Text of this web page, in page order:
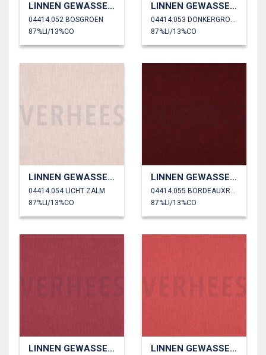
LINNEN GEWASSEN 230 GM2
04414.052 BOSGROEN
87%LI/13%CO
LINNEN GEWASSEN 230 GM2
04414.053 DONKERGROEN
87%LI/13%CO
LINNEN GEWASSEN 230 GM2
04414.054 LICHT ZALM
87%LI/13%CO
LINNEN GEWASSEN 230 GM2
04414.055 BORDEAUXROOD
87%LI/13%CO
LINNEN GEWASSEN 230 GM2 LINNEN GEWASSEN 230 GM2